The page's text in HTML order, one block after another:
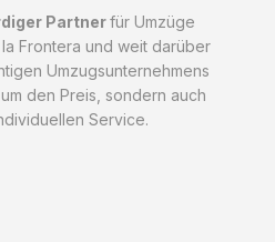
Partnerfür Umzüge
Frontera und weit darüber
Umzugsunternehmens
den Preis, sondern auch
Service.